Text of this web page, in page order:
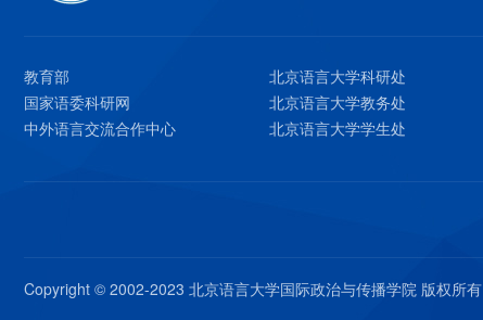
教育部
国家语委科研网
中外语言交流合作中心
北京语言大学科研处
北京语言大学教务处
北京语言大学学生处
Copyright © 2002-2023 北京语言大学国际政治与传播学院 版权所有